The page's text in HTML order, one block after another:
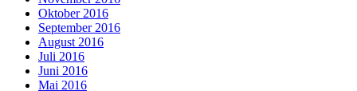
Oktober 2016
September 2016
August 2016
Juli 2016
Juni 2016
Mai 2016